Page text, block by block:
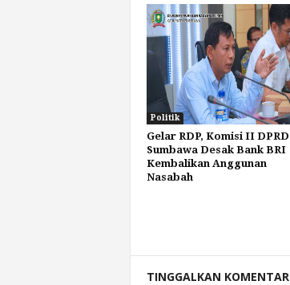
Politik
Gelar RDP, Komisi II DPRD
Sumbawa Desak Bank BRI
Kembalikan Anggunan
Nasabah
TINGGALKAN KOMENTAR